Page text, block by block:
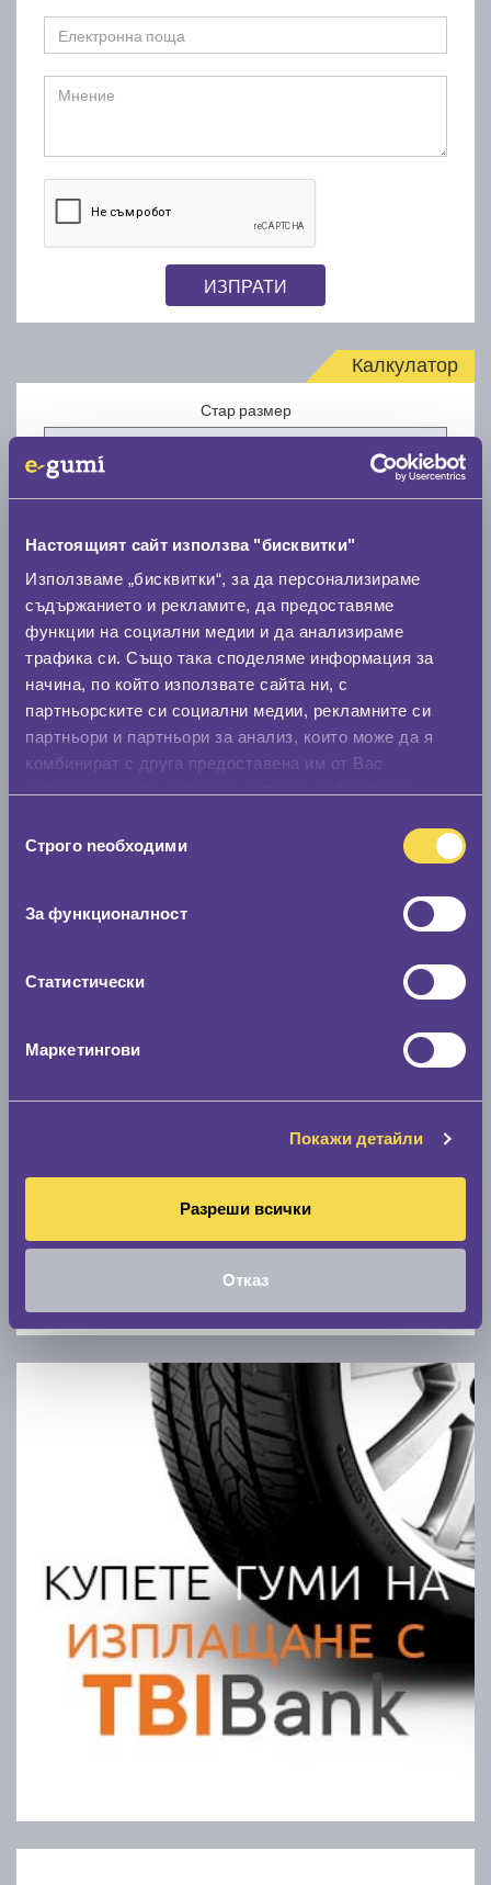
Настоящият сайт използва "бисквитки"
Използваме „бисквитки“, за да персонализираме
съдържанието и рекламите, да предоставяме
функции на социални медии и да анализираме
трафика си. Също така споделяме информация за
начина, по който използвате сайта ни, с
партньорските си социални медии, рекламните си
партньори и партньори за анализ, които може да я
комбинират с друга предоставена им от Вас
наСтрого nеобходими
За функционалност
Статистически
Маркетингови
Покажи детайли
Разреши всички
Отказ
ИЗПРАТИ
Калкулатор
Стар размер
Нов размер
Стар размер
По марка автомобил